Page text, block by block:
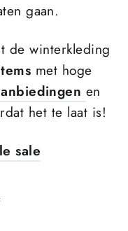
gaan.
de winterkleding
met hoge
en
het te laat is!
sale